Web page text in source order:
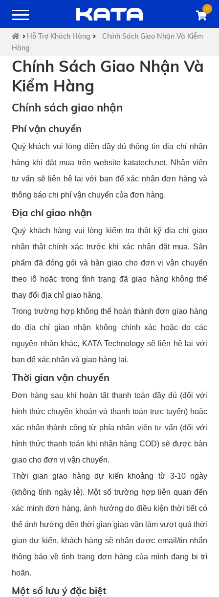
0
Hỗ Trợ Khách Hàng
Chính Sách Giao Nhận Và Kiểm
Hàng
Chính Sách Giao Nhận Và
Kiểm Hàng
Chính sách giao nhận
Phí vận chuyển
Quý khách vui lòng điền đầy đủ thông tin địa chỉ nhận
hàng khi đặt mua trên website katatech.net. Nhân viên
tư vấn sẽ liên hệ lại với bạn để xác nhận đơn hàng và
thông báo chi phí vận chuyển của đơn hàng.
Địa chỉ giao nhận
Quý khách hàng vui lòng kiểm tra thật kỹ địa chỉ giao
nhận thật chính xác trước khi xác nhận đặt mua. Sản
phẩm đã đóng gói và bàn giao cho đơn vị vận chuyển
theo lô hoặc trong tình trạng đã giao hàng không thể
thay đổi địa chỉ giao hàng.
Trong trường hợp không thể hoàn thành đơn giao hàng
do địa chỉ giao nhận không chính xác hoặc do các
nguyên nhân khác, KATA Technology sẽ liên hệ lại với
bạn để xác nhận và giao hàng lại.
Thời gian vận chuyển
Đơn hàng sau khi hoàn tất thanh toán đầy đủ (đối với
hình thức chuyển khoản và thanh toán trực tuyến) hoặc
xác nhận thành công từ phía nhân viên tư vấn (đối với
hình thức thanh toán khi nhận hàng COD) sẽ được bàn
giao cho đơn vị vận chuyển.
Thời gian giao hàng dự kiến khoảng từ 3-10 ngày
(không tính ngày lễ). Một số trường hợp liên quan đến
xác minh đơn hàng, ảnh hưởng do điều kiện thời tiết có
thể ảnh hưởng đến thời gian giao vận làm vượt quá thời
gian dự kiến, khách hàng sẽ nhận được email/tin nhắn
thông báo về tình trạng đơn hàng của mình đang bị trì
hoãn.
Một số lưu ý đặc biệt